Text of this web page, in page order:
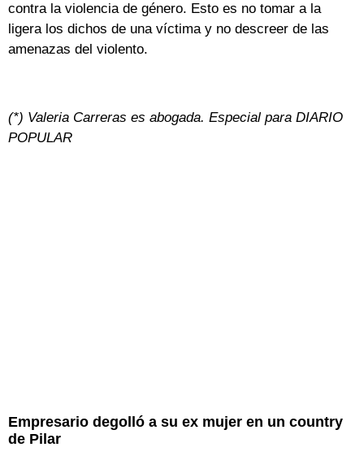
contra la violencia de género. Esto es no tomar a la
ligera los dichos de una víctima y no descreer de las
amenazas del violento.
(*) Valeria Carreras es abogada. Especial para DIARIO
POPULAR
Empresario degolló a su ex mujer en un country
de Pilar